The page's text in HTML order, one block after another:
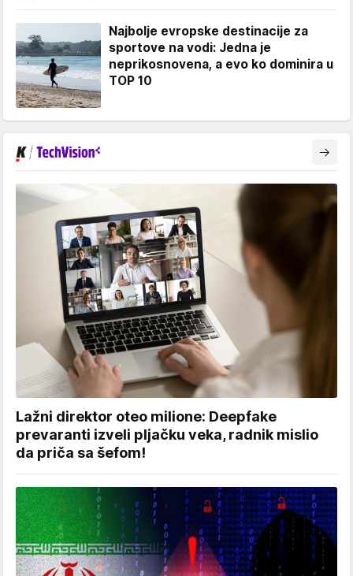
Najbolje evropske destinacije za
sportove na vodi: Jedna je
neprikosnovena, a evo ko dominira u
TOP 10
Lažni direktor oteo milione: Deepfake
prevaranti izveli pljačku veka, radnik mislio
da priča sa šefom!